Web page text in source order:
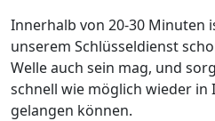
Innerhalb von 20-30 Minuten
unserem Schlüsseldienst
Welle auch sein mag, und
schnell wie möglich wieder in
gelangen können.